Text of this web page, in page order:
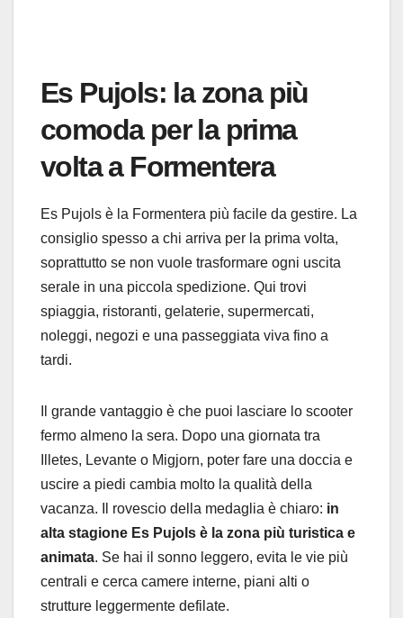
Es Pujols: la zona più
comoda per la prima
volta a Formentera
Es Pujols è la Formentera più facile da gestire. La
consiglio spesso a chi arriva per la prima volta,
soprattutto se non vuole trasformare ogni uscita
serale in una piccola spedizione. Qui trovi
spiaggia, ristoranti, gelaterie, supermercati,
noleggi, negozi e una passeggiata viva fino a
tardi.
Il grande vantaggio è che puoi lasciare lo scooter
fermo almeno la sera. Dopo una giornata tra
Illetes, Levante o Migjorn, poter fare una doccia e
uscire a piedi cambia molto la qualità della
vacanza. Il rovescio della medaglia è chiaro: in
alta stagione Es Pujols è la zona più turistica e
animata. Se hai il sonno leggero, evita le vie più
centrali e cerca camere interne, piani alti o
strutture leggermente defilate.